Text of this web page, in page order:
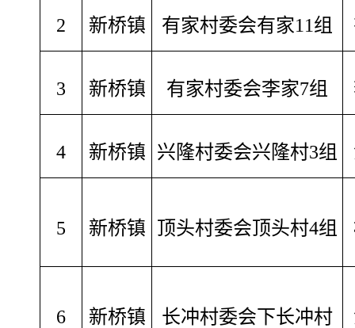
2 新桥镇 有家村委会有家11组
3 新桥镇 有家村委会李家7组
4 新桥镇 兴隆村委会兴隆村3组
5 新桥镇 顶头村委会顶头村4组
6 新桥镇 长冲村委会下长冲村